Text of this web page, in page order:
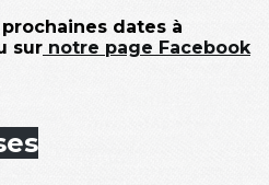
dates à
sur notre page Facebook